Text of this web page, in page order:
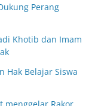
Perang
Khotib dan Imam
Hak Belajar Siswa